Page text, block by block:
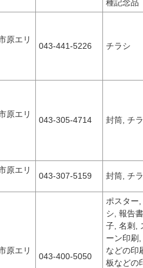
種記念品
原エリ
043-441-5226 チラシ
原エリ
043-305-4714 封筒, チ
原エリ
043-307-5159 封筒, チ
原エリ
043-400-5050
ポスター
シ, 報告
子, 名刺,
ーン印刷
などの印
板などの